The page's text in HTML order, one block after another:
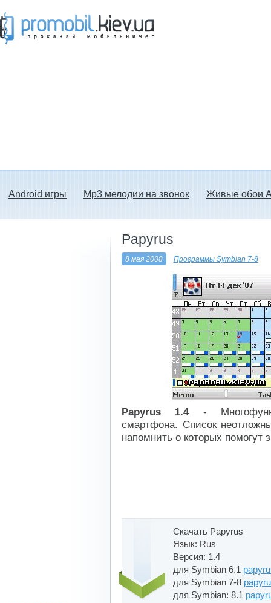
Android игры Mp3 мелодии на звонок Живые обои
Papyrus
8 мая 2008 Программы Symbian 7-8
Papyrus 1.4-
смартфона. Cписок
напомнить о которых помогут
Скачать Papyrus
Язык: Rus
Версия: 1.4
для Symbian 6.1
для Symbian 7-8
для Symbian: 8.1